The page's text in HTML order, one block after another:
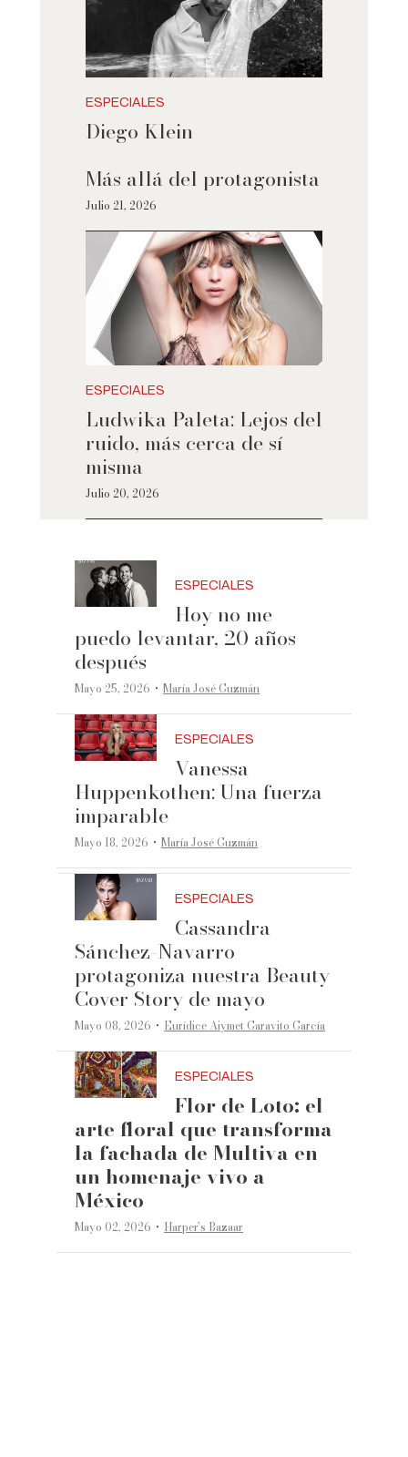
ESPECIALES
Diego Klein
Más allá del protagonista
Julio 21, 2026
ESPECIALES
Ludwika Paleta: Lejos del
ruido, más cerca de sí
misma
Julio 20, 2026
ESPECIALES
Hoy no me
puedo levantar, 20 años
después
Mayo 25, 2026 ·María José Guzmán
ESPECIALES
Vanessa
Huppenkothen: Una fuerza
imparable
Mayo 18, 2026 ·María José Guzmán
ESPECIALES
Cassandra
Sánchez-Navarro
protagoniza nuestra Beauty
Cover Story de mayo
Mayo 08, 2026 ·Eurídice Aiymet Garavito García
ESPECIALES
Flor de Loto: el
arte floral que transforma
la fachada de Multiva en
un homenaje vivo a
México
Mayo 02, 2026 ·Harper’s Bazaar